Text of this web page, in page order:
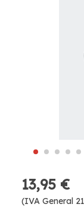
13,95 €
(IVA General